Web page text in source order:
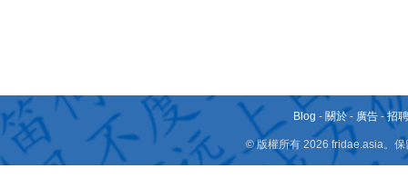
Blog - 關於 - 廣告 -招
© 版權所有 2026 fridae.asia。